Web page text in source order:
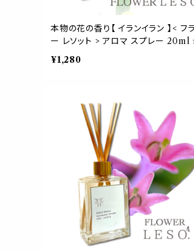
本物の花の香り【 イランイラン 】< フ
ー レソット > アロマ スプレー 20ml
父 誕生 日 フレグランス 香水 枕 カバ
国産 消臭 除菌 寝具 空間 ベッド 睡
¥1,280